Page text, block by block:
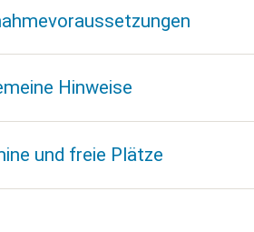
Hinweise
und freie Plätze